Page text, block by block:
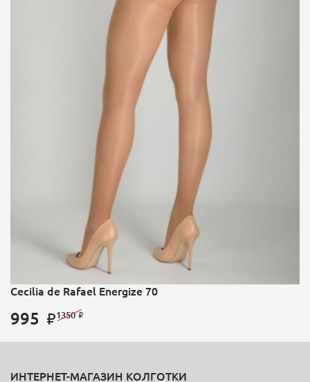
Cecilia de Rafael Energize 70
995 1350
ИНТЕРНЕТ-МАГАЗИН КОЛГОТКИ